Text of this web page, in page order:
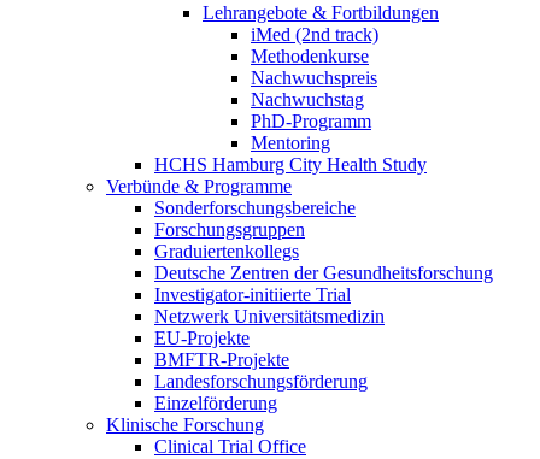
Lehrangebote & Fortbildungen
iMed (2nd track)
Methodenkurse
Nachwuchspreis
Nachwuchstag
PhD-Programm
Mentoring
HCHS Hamburg City Health Study
Verbünde & Programme
Sonderforschungsbereiche
Forschungsgruppen
Graduiertenkollegs
Deutsche Zentren der Gesundheitsforschung
Investigator-initiierte Trial
Netzwerk Universitätsmedizin
EU-Projekte
BMFTR-Projekte
Landesforschungsförderung
Einzelförderung
Klinische Forschung
Clinical Trial Office